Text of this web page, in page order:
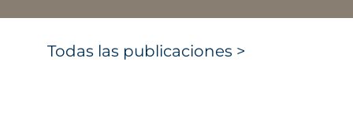
Todas las publicaciones >